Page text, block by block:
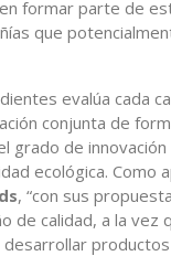
formar parte de
que
evalúa cada
conjunta de
grado de
ecológica. Como
, “con sus
de calidad, a la vez